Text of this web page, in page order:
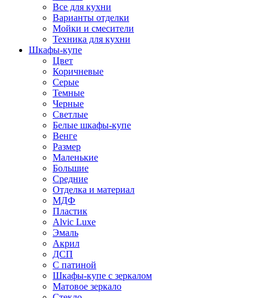
Все для кухни
Варианты отделки
Мойки и смесители
Техника для кухни
Шкафы-купе
Цвет
Коричневые
Серые
Темные
Черные
Светлые
Белые шкафы-купе
Венге
Размер
Маленькие
Большие
Средние
Отделка и материал
МДФ
Пластик
Alvic Luxe
Эмаль
Акрил
ДСП
С патиной
Шкафы-купе с зеркалом
Матовое зеркало